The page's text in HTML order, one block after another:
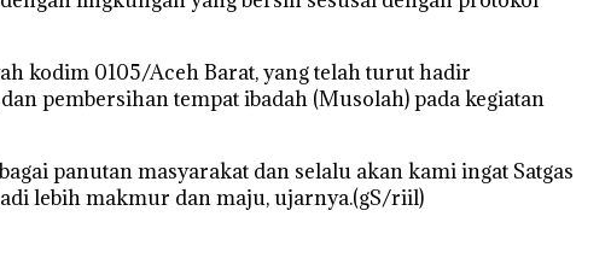
kodim 0105/Aceh Barat, yang telah turut hadir
pembersihan tempat ibadah (Musolah) pada kegiatan
panutan masyarakat dan selalu akan kami ingat Satgas
lebih makmur dan maju, ujarnya.(gS/riil)